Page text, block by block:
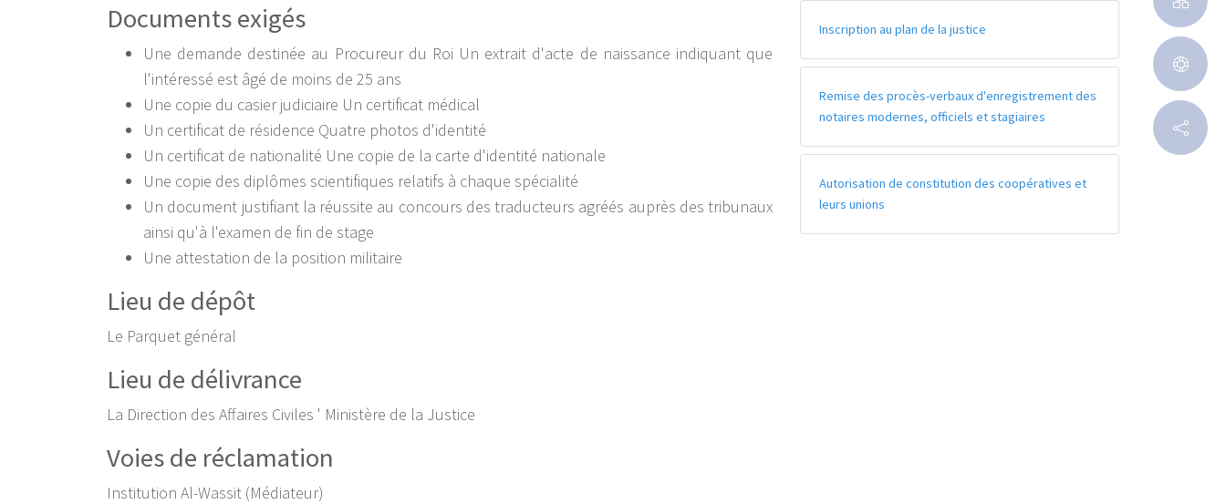
Documents exigés
Une demande destinée au Procureur du Roi Un extrait d'acte de naissance indiquant que
l'intéressé est âgé de moins de 25 ans
Une copie du casier judiciaire Un certificat médical
Un certificat de résidence Quatre photos d'identité
Un certificat de nationalité Une copie de la carte d'identité nationale
Une copie des diplômes scientifiques relatifs à chaque spécialité
Un document justifiant la réussite au concours des traducteurs agréés auprès des tribunaux
ainsi qu'à l'examen de fin de stage
Une attestation de la position militaire
Lieu de dépôt
Le Parquet général
Lieu de délivrance
La Direction des Affaires Civiles ' Ministère de la Justice
Voies de réclamation
Institution Al-Wassit (Médiateur)
Inscription au plan de la justice
Remise des procès-verbaux d'enregistrement des
notaires modernes, officiels et stagiaires
Autorisation de constitution des coopératives et
leurs unions